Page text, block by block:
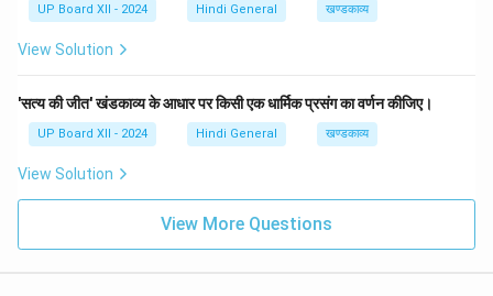
UP Board XII - 2024 Hindi General खण्डकाव्य
View Solution
'सत्य की जीत' खंडकाव्य के आधार पर किसी एक धार्मिक प्रसंग का वर्णन कीजिए।
UP Board XII - 2024 Hindi General खण्डकाव्य
View Solution
View More Questions